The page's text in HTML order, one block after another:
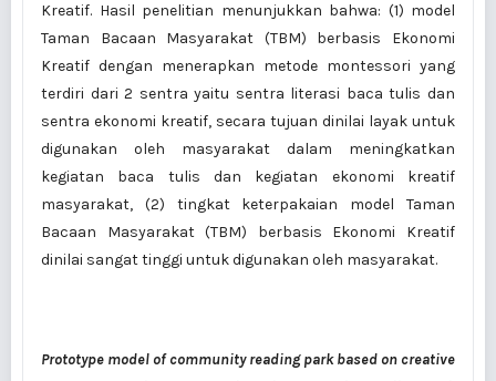
Kreatif. Hasil penelitian menunjukkan bahwa: (1) model
Taman Bacaan Masyarakat (TBM) berbasis Ekonomi
Kreatif dengan menerapkan metode montessori yang
terdiri dari 2 sentra yaitu sentra literasi baca tulis dan
sentra ekonomi kreatif, secara tujuan dinilai layak untuk
digunakan oleh masyarakat dalam meningkatkan
kegiatan baca tulis dan kegiatan ekonomi kreatif
masyarakat, (2) tingkat keterpakaian model Taman
Bacaan Masyarakat (TBM) berbasis Ekonomi Kreatif
dinilai sangat tinggi untuk digunakan oleh masyarakat.
Prototype model of community reading park based on creative